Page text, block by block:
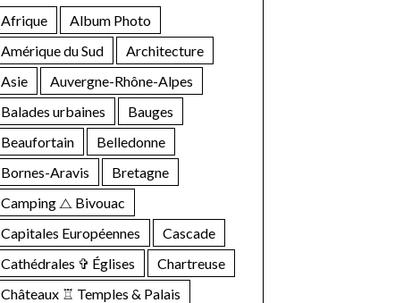
Afrique
Album Photo
Amérique du Sud
Architecture
Asie
Auvergne-Rhône-Alpes
Balades urbaines
Bauges
Beaufortain
Belledonne
Bornes-Aravis
Bretagne
Camping ⧍ Bivouac
Capitales Européennes
Cascade
Cathédrales ✞ Églises
Chartreuse
Châteaux ♖ Temples & Palais